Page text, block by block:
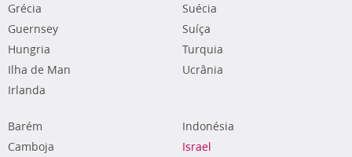
Grécia
Guernsey
Hungria
Ilha de Man
Irlanda
Suécia
Suíça
Turquia
Ucrânia
Barém
Camboja
Indonésia
Israel